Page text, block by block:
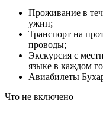
Проживание в
ужин;
Транспорт на
проводы;
Экскурсия с
языке в каждом
Авиабилеты
Что не включено